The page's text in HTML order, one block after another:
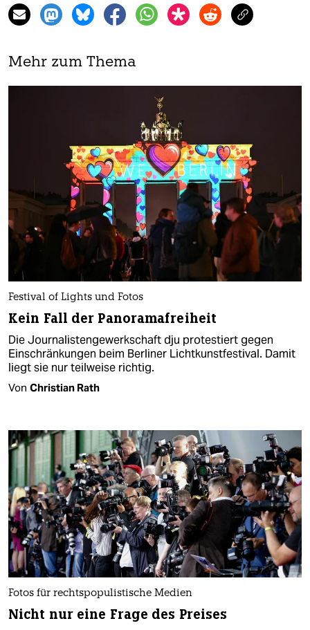
Mehr zum Thema
Festival of Lights und Fo­to­s
Kein Fall der Panoramafreiheit
Die Journalistengewerkschaft dju protestiert gegen
Einschränkungen beim Berliner Lichtkunstfestival. Damit
liegt sie nur teilweise richtig.
Von Christian Rath
Fotos für rechtspopulistische Medien
Nicht nur eine Frage des Preises